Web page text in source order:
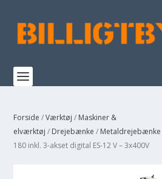
Forside /Værktøj / Maskiner &
elværktøj / Drejebænke / Metaldrejebænke
180 inkl. 3-akset digital ES-12 V – 3x400V